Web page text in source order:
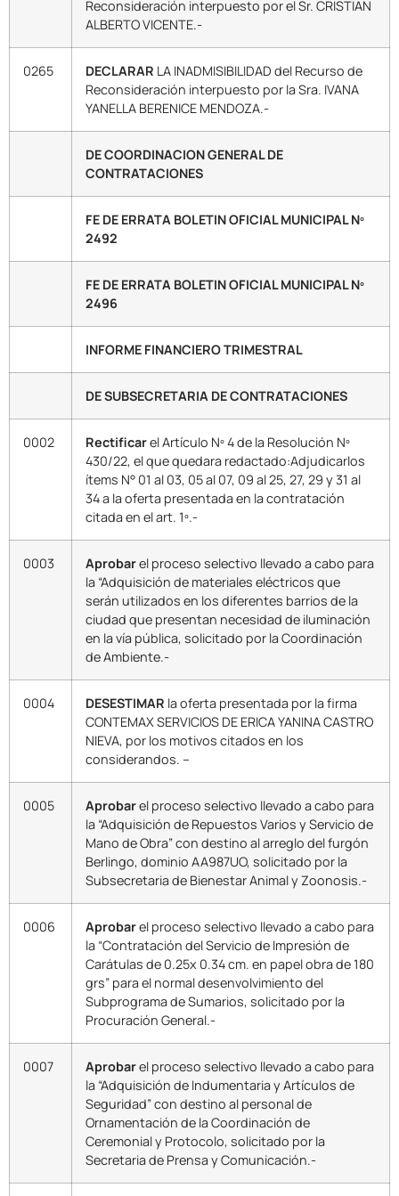
Reconsideración interpuesto por el Sr. CRISTIAN
ALBERTO VICENTE.-
0265 DECLARAR LA INADMISIBILIDAD del Recurso de
Reconsideración interpuesto por la Sra. IVANA
YANELLA BERENICE MENDOZA.-
DE COORDINACION GENERAL DE
CONTRATACIONES
FE DE ERRATA BOLETIN OFICIAL MUNICIPAL Nº
2492
FE DE ERRATA BOLETIN OFICIAL MUNICIPAL Nº
2496
INFORME FINANCIERO TRIMESTRAL
DE SUBSECRETARIA DE CONTRATACIONES
0002 Rectificarel Artículo Nº 4 de la Resolución Nº
430/22, el que quedara redactado:Adjudicarlos
ítems N° 01 al 03, 05 al 07, 09 al 25, 27, 29 y 31 al
34 a la oferta presentada en la contratación
citada en el art. 1º.-
0003 Aprobarel proceso selectivo llevado a cabo para
la “Adquisición de materiales eléctricos que
serán utilizados en los diferentes barrios de la
ciudad que presentan necesidad de iluminación
en la vía pública, solicitado por la Coordinación
de Ambiente.-
0004 DESESTIMAR la oferta presentada por la firma
CONTEMAX SERVICIOS DE ERICA YANINA CASTRO
NIEVA, por los motivos citados en los
considerandos. –
0005 Aprobarel proceso selectivo llevado a cabo para
la “Adquisición de Repuestos Varios y Servicio de
Mano de Obra” con destino al arreglo del furgón
Berlingo, dominio AA987UO, solicitado por la
Subsecretaria de Bienestar Animal y Zoonosis.-
0006 Aprobarel proceso selectivo llevado a cabo para
la “Contratación del Servicio de Impresión de
Carátulas de 0.25x 0.34 cm. en papel obra de 180
grs” para el normal desenvolvimiento del
Subprograma de Sumarios, solicitado por la
Procuración General.-
0007 Aprobarel proceso selectivo llevado a cabo para
la “Adquisición de Indumentaria y Artículos de
Seguridad” con destino al personal de
Ornamentación de la Coordinación de
Ceremonial y Protocolo, solicitado por la
Secretaria de Prensa y Comunicación.-